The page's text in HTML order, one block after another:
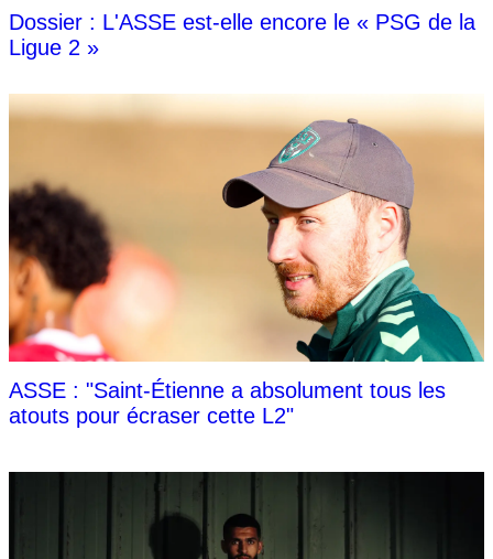
Dossier : L'ASSE est-elle encore le « PSG de la
Ligue 2 »
ASSE : "Saint-Étienne a absolument tous les
atouts pour écraser cette L2"